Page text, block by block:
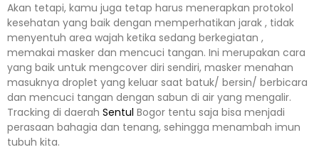
Akan tetapi, kamu juga tetap harus menerapkan protokol
kesehatan yang baik dengan memperhatikan jarak , tidak
menyentuh area wajah ketika sedang berkegiatan ,
memakai masker dan mencuci tangan. Ini merupakan cara
yang baik untuk mengcover diri sendiri, masker menahan
masuknya droplet yang keluar saat batuk/ bersin/ berbicara
dan mencuci tangan dengan sabun di air yang mengalir.
Tracking di daerah Sentul Bogor tentu saja bisa menjadi
perasaan bahagia dan tenang, sehingga menambah imun
tubuh kita.